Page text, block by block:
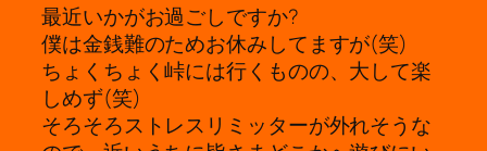
最近いかがお過ごしですか?
僕は金銭難のためお休みしてますが(笑)
ちょくちょく峠には行くものの、大して楽
しめず(笑)
そろそろストレスリミッターが外れそうな